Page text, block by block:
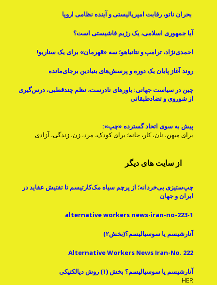
بحران ناتو، رقابت امپریالیستی و آینده نظامی اروپا
آیا جمهوری اسلامی، یک رژیم فاشیستی است؟
احمدی‌نژاد، ترامپ و نتانیاهو؛ سه «قهرمان» برای یک سناریو!
روند آغاز پایان یک دوره و پرسش‌های بنیادینِ برجای‌مانده
چین در سیاست جهانی: باورهای نادرست، نظم چندقطبی، درس‌گیری
از شوروی و تضادطبقاتی
پیش به سوی اتحاد گسترده «چپ»:
برای میهن، نان، کار، خانه؛ برای کودک، مرد، زن، زندگی، آزادی
از سایت های دیگر
چپ‌ستیزی بی‌خردانه؛ از پرچم سیاه مک‌کارتیسم تا تفتیش عقاید در
ایران و جهان
alternative workers news-iran-no-223-1
آنارشیسم یا سوسیالیسم؟(بخش۲)
Alternative Workers News Iran-No. 222
آنارشیسم یا سوسیالیسم؟ بخش (۱) روش دیالکتیکی
HER